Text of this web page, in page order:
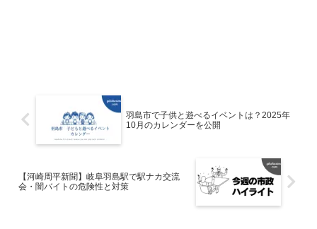
羽島市で子供と遊べるイベントは？2025年
10月のカレンダーを公開
【河崎周平新聞】岐阜羽島駅で駅ナカ交流
会・闇バイトの危険性と対策